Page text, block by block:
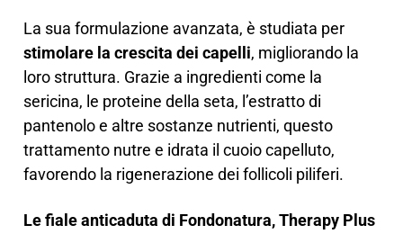
La sua formulazione avanzata, è studiata per
stimolare la crescita dei capelli, migliorando la
loro struttura. Grazie a ingredienti come la
sericina, le proteine della seta, l’estratto di
pantenolo e altre sostanze nutrienti, questo
trattamento nutre e idrata il cuoio capelluto,
favorendo la rigenerazione dei follicoli piliferi.
Le fiale anticaduta di Fondonatura, Therapy Plus